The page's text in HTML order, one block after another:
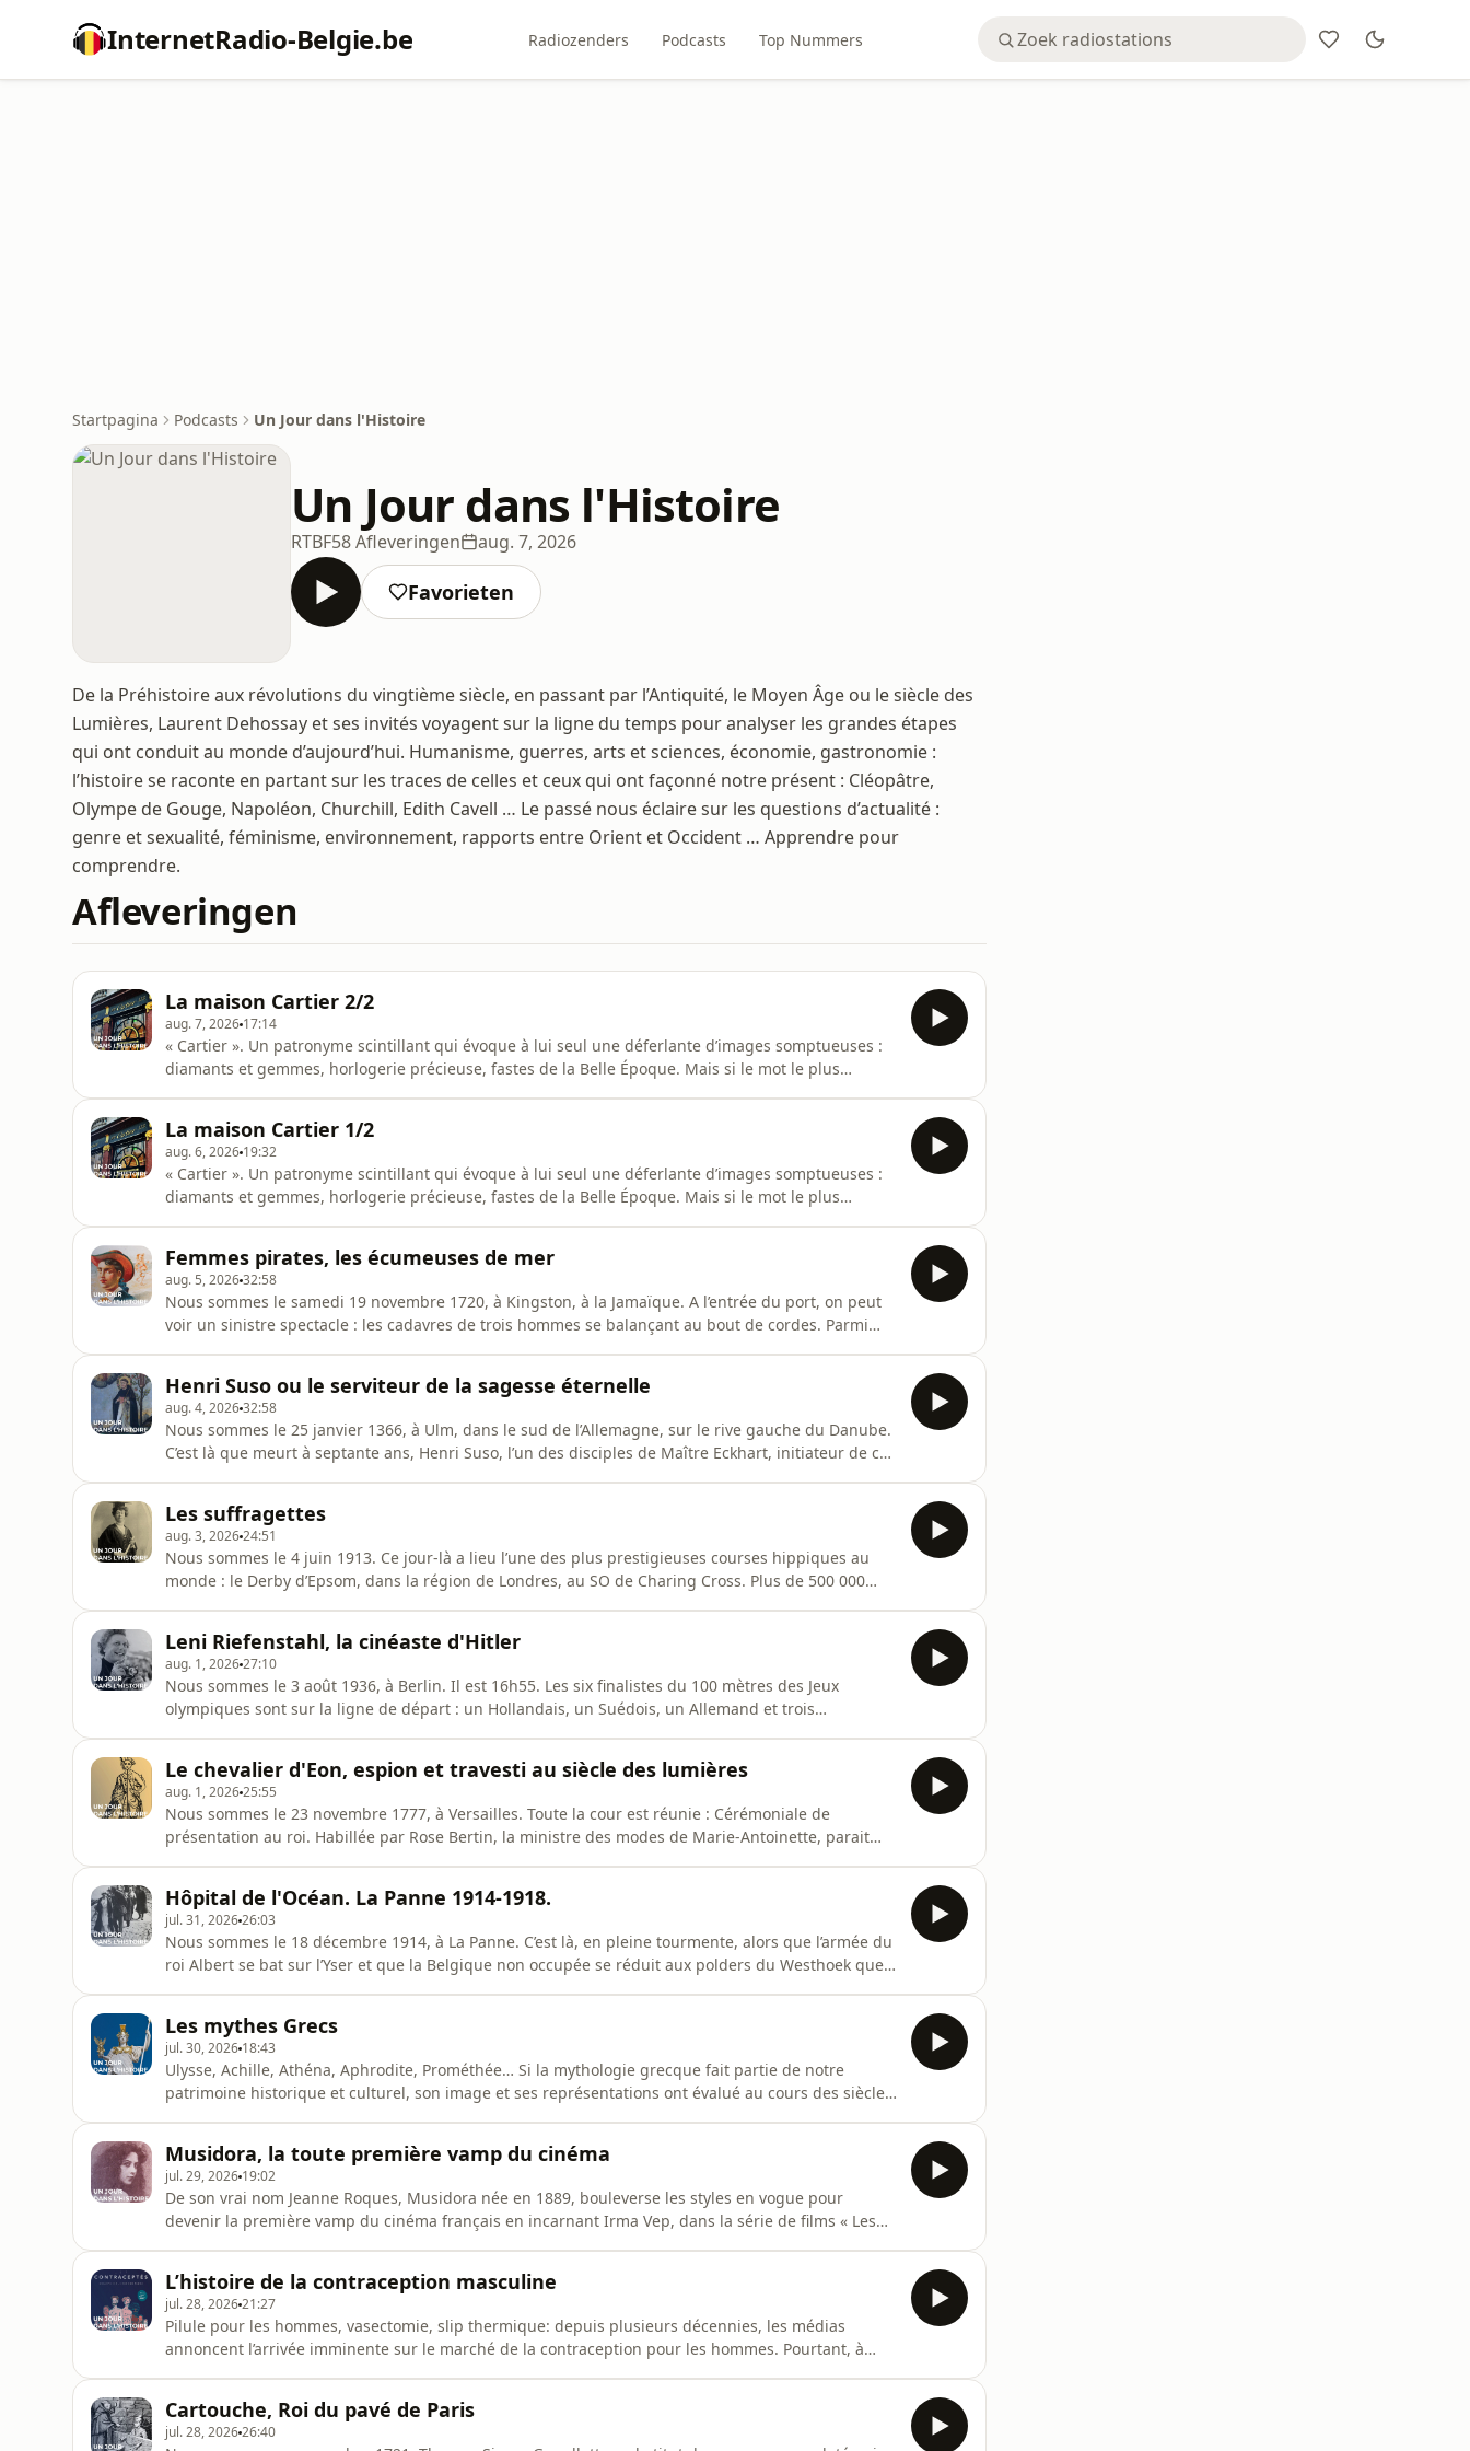
InternetRadio-Belgie.be Radiozenders Podcasts Top Nummers
Startpagina Podcasts Un Jour dans l'Histoire
Un Jour dans l'Histoire
RTBF58 Afleveringen aug. 7, 2026
Favorieten
De la Préhistoire aux révolutions du vingtième siècle, en passant par l’Antiquité, le Moyen Âge ou le siècle des
Lumières, Laurent Dehossay et ses invités voyagent sur la ligne du temps pour analyser les grandes étapes
qui ont conduit au monde d’aujourd’hui. Humanisme, guerres, arts et sciences, économie, gastronomie :
l’histoire se raconte en partant sur les traces de celles et ceux qui ont façonné notre présent : Cléopâtre,
Olympe de Gouge, Napoléon, Churchill, Edith Cavell … Le passé nous éclaire sur les questions d’actualité :
genre et sexualité, féminisme, environnement, rapports entre Orient et Occident … Apprendre pour
comprendre.
Afleveringen
La maison Cartier 2/2
aug. 7, 2026 17:14
« Cartier ». Un patronyme scintillant qui évoque à lui seul une déferlante d’images somptueuses :
diamants et gemmes, horlogerie précieuse, fastes de la Belle Époque. Mais si le mot le plus
story su
La maison Cartier 1/2
aug. 6, 2026 19:32
« Cartier ». Un patronyme scintillant qui évoque à lui seul une déferlante d’images somptueuses :
diamants et gemmes, horlogerie précieuse, fastes de la Belle Époque. Mais si le mot le plus
story su
Femmes pirates, les écumeuses de mer
aug. 5, 202632:58
Nous sommes le samedi 19 novembre 1720, à Kingston, à la Jamaïque. A l’entrée du port, on peut
voir un sinistre spectacle : les cadavres de trois hommes se balançant au bout de cordes. Parmi
qui n’en
Henri Suso ou le serviteur de la sagesse éternelle
aug. 4, 202632:58
Nous sommes le 25 janvier 1366, à Ulm, dans le sud de l’Allemagne, sur le rive gauche du Danube.
C’est là que meurt à septante ans, Henri Suso, l’un des disciples de Maître Eckhart, initiateur de ce
distingue
Les suffragettes
aug. 3, 202624:51
Nous sommes le 4 juin 1913. Ce jour-là a lieu l’une des plus prestigieuses courses hippiques au
monde : le Derby d’Epsom, dans la région de Londres, au SO de Charing Cross. Plus de 500 000
passe sous la barrière de
Leni Riefenstahl, la cinéaste d'Hitler
aug. 1, 202627:10
Nous sommes le 3 août 1936, à Berlin. Il est 16h55. Les six finalistes du 100 mètres des Jeux
olympiques sont sur la ligne de départ : un Hollandais, un Suédois, un Allemand et trois
deuxième. Les deux Afro-Amér
Le chevalier d'Eon, espion et travesti au siècle des lumières
aug. 1, 202625:55
Nous sommes le 23 novembre 1777, à Versailles. Toute la cour est réunie : Cérémoniale de
présentation au roi. Habillée par Rose Bertin, la ministre des modes de Marie-Antoinette, parait
été pour le
Hôpital de l'Océan. La Panne 1914-1918.
jul. 31, 202626:03
Nous sommes le 18 décembre 1914, à La Panne. C’est là, en pleine tourmente, alors que l’armée du
roi Albert se bat sur l’Yser et que la Belgique non occupée se réduit aux polders du Westhoek que
kilomètres d
Les mythes Grecs
jul. 30, 2026 18:43
Ulysse, Achille, Athéna, Aphrodite, Prométhée… Si la mythologie grecque fait partie de notre
patrimoine historique et culturel, son image et ses représentations ont évalué au cours des siècles.
des Mythes
Musidora, la toute première vamp du cinéma
jul. 29, 2026 19:02
De son vrai nom Jeanne Roques, Musidora née en 1889, bouleverse les styles en vogue pour
devenir la première vamp du cinéma français en incarnant Irma Vep, dans la série de films « Les
Arnaud Delalande,
L’histoire de la contraception masculine
jul. 28, 202621:27
Pilule pour les hommes, vasectomie, slip thermique: depuis plusieurs décennies, les médias
annoncent l’arrivée imminente sur le marché de la contraception pour les hommes. Pourtant, à
journalistes et auteurs
Cartouche, Roi du pavé de Paris
jul. 28, 202626:40